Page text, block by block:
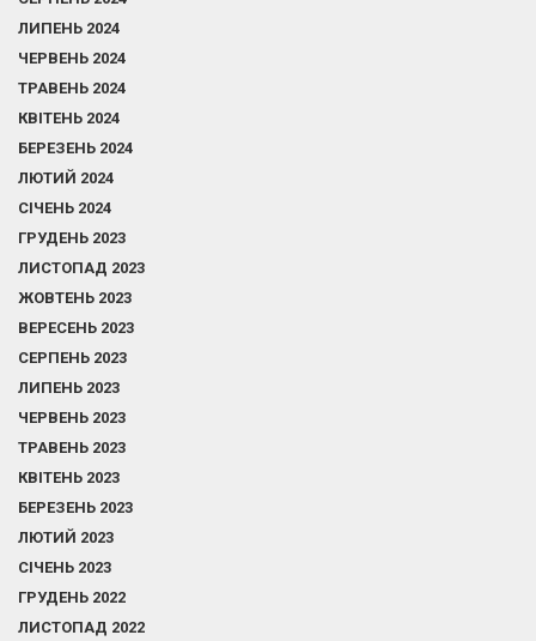
ЛИПЕНЬ 2024
ЧЕРВЕНЬ 2024
ТРАВЕНЬ 2024
КВІТЕНЬ 2024
БЕРЕЗЕНЬ 2024
ЛЮТИЙ 2024
СІЧЕНЬ 2024
ГРУДЕНЬ 2023
ЛИСТОПАД 2023
ЖОВТЕНЬ 2023
ВЕРЕСЕНЬ 2023
СЕРПЕНЬ 2023
ЛИПЕНЬ 2023
ЧЕРВЕНЬ 2023
ТРАВЕНЬ 2023
КВІТЕНЬ 2023
БЕРЕЗЕНЬ 2023
ЛЮТИЙ 2023
СІЧЕНЬ 2023
ГРУДЕНЬ 2022
ЛИСТОПАД 2022